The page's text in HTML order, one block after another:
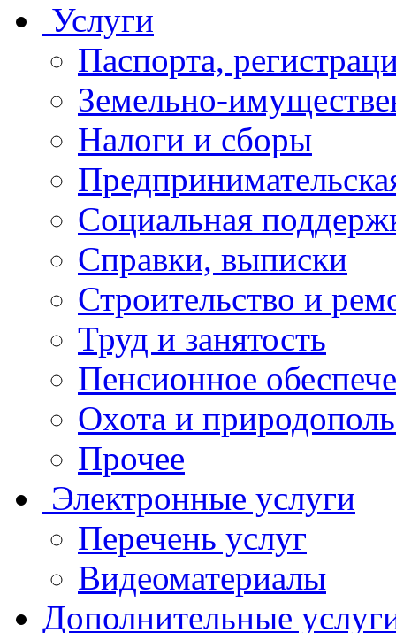
Услуги
Паспорта,
Земельно-
Налоги и сборы
Социальная
Справки, выписки
Строительство и
Труд и занятость
Пенсионное
Охота и
Прочее
Электронные услуги
Перечень услуг
Видеоматериалы
Дополнительные